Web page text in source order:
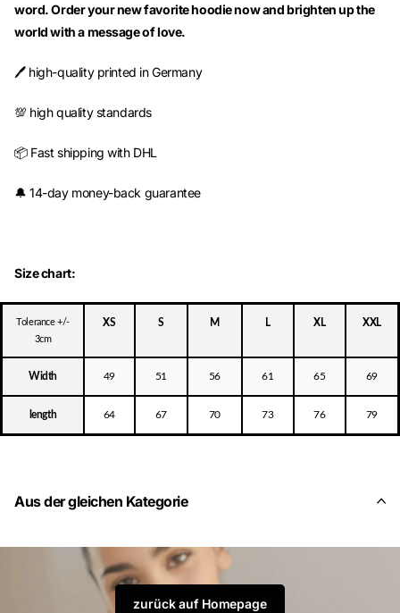
word. Order your new favorite hoodie now and brighten up the
world with a message of love.
🖊️ high-quality printed in Germany
💯 high quality standards
📦 Fast shipping with DHL
🔔 14-day money-back guarantee
Size chart:
Tolerance +/-
3cm
XS S M L XL XXL
Width 49 51 56 61 65 69
length 64 67 70 73 76 79
Aus der gleichen Kategorie
zurück auf Homepage